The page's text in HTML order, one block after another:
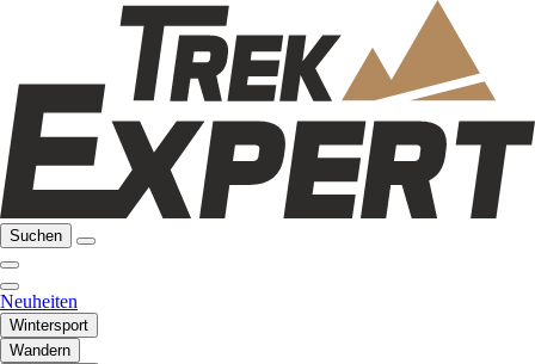
Suchen
Neuheiten
Wintersport
Wandern